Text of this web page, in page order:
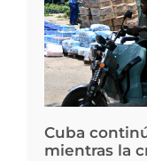
Cuba
mientras la